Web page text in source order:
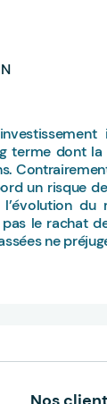
terme dont
un risque
du
le rachat
ne